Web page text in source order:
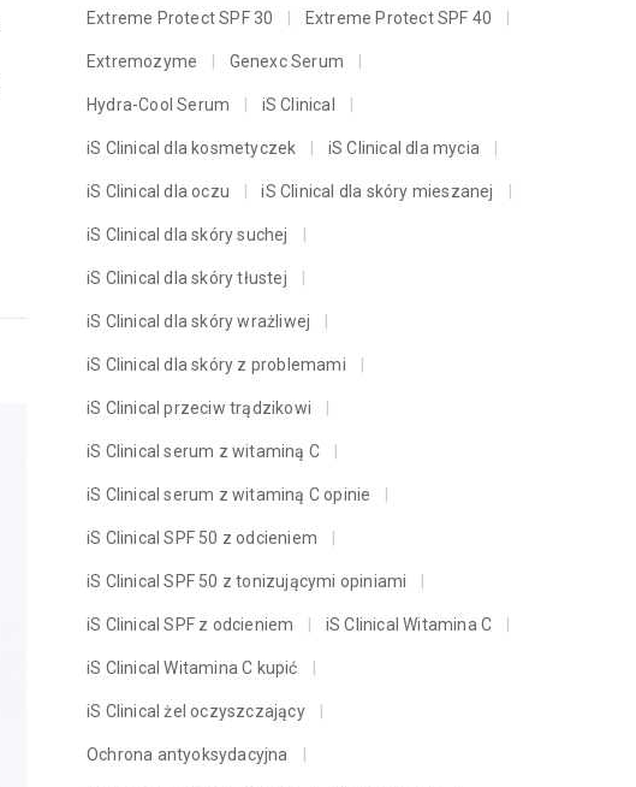
Extreme Protect SPF 30 Extreme Protect SPF 40
Extremozyme Genexc Serum
Hydra-Cool Serum iS Clinical
iS Clinical dla kosmetyczek iS Clinical dla mycia
iS Clinical dla oczu iS Clinical dla skóry mieszanej
iS Clinical dla skóry suchej
iS Clinical dla skóry tłustej
iS Clinical dla skóry wrażliwej
iS Clinical dla skóry z problemami
iS Clinical przeciw trądzikowi
iS Clinical serum z witaminą C
iS Clinical serum z witaminą C opinie
iS Clinical SPF 50 z odcieniem
iS Clinical SPF 50 z tonizującymi opiniami
iS Clinical SPF z odcieniem iS Clinical Witamina C
iS Clinical Witamina C kupić
iS Clinical żel oczyszczający
Ochrona antyoksydacyjna